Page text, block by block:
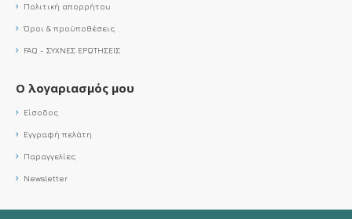
Πολιτική απορρήτου
Όροι & προϋποθέσεις
FAQ - ΣΥΧΝΕΣ ΕΡΩΤΗΣΕΙΣ
Ο λογαριασμός μου
Είσοδος
Εγγραφή πελάτη
Παραγγελίες
Newsletter